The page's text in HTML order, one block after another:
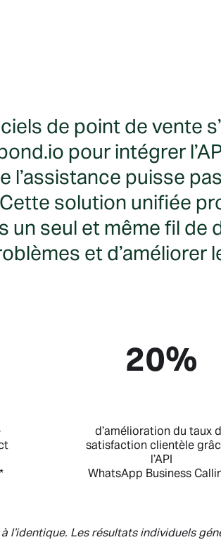
de point de vente
pour intégrer
l’assistance puisse
solution unifiée
un seul et même fil de
et d’améliorer
20%
d’amélioration du taux
satisfaction clientèle
l’API
WhatsApp Business
Les résultats individuels